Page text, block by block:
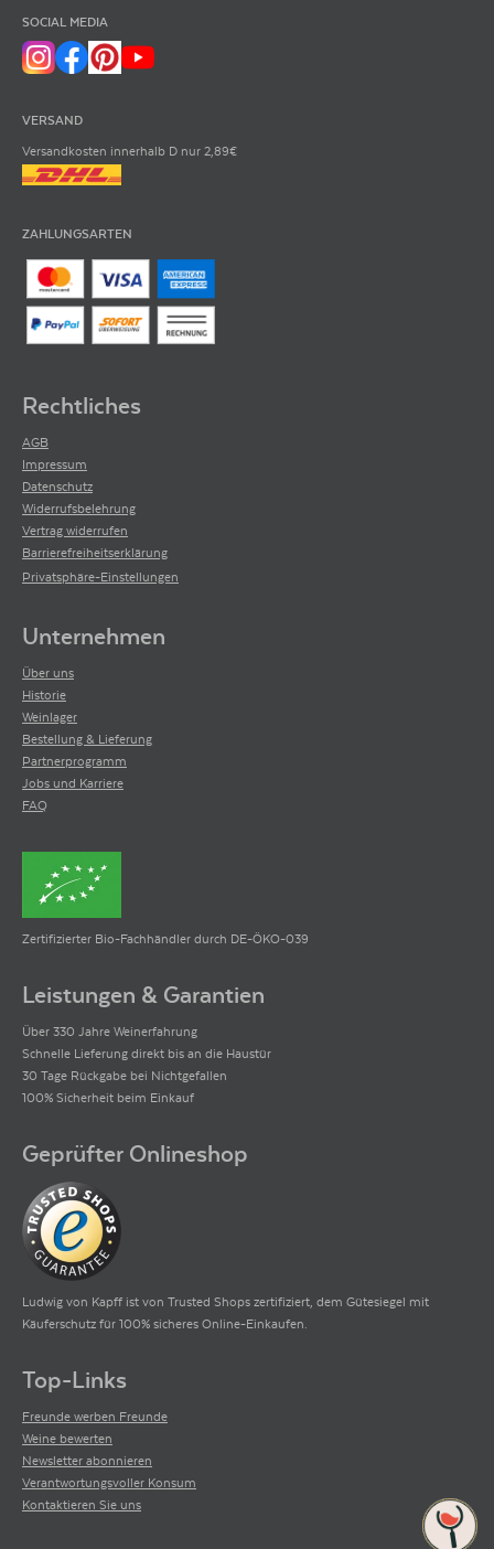
SOCIAL MEDIA
VERSAND
Versandkosten innerhalb D nur 2,89€
ZAHLUNGSARTEN
Rechtliches
AGB
Impressum
Datenschutz
Widerrufsbelehrung
Vertrag widerrufen
Barrierefreiheitserklärung
Privatsphäre-Einstellungen
Unternehmen
Über uns
Historie
Weinlager
Bestellung & Lieferung
Partnerprogramm
Jobs und Karriere
FAQ
Zertifizierter Bio-Fachhändler durch DE-ÖKO-039
Leistungen & Garantien
Über 330 Jahre Weinerfahrung
Schnelle Lieferung direkt bis an die Haustür
30 Tage Rückgabe bei Nichtgefallen
100% Sicherheit beim Einkauf
Geprüfter Onlineshop
Ludwig von Kapff ist von Trusted Shops zertifiziert, dem Gütesiegel mit
Käuferschutz für 100% sicheres Online-Einkaufen.
Top-Links
Freunde werben Freunde
Weine bewerten
Newsletter abonnieren
Verantwortungsvoller Konsum
Kontaktieren Sie uns